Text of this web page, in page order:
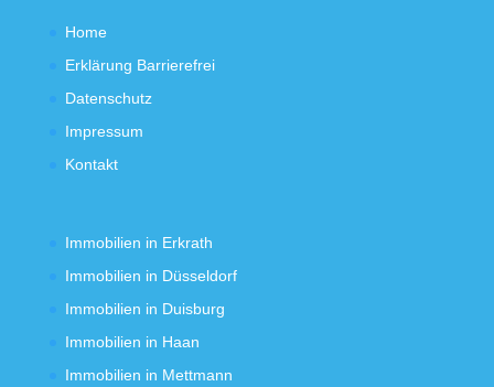
Home
Erklärung Barrierefrei
Datenschutz
Impressum
Kontakt
Immobilien in Erkrath
Immobilien in Düsseldorf
Immobilien in Duisburg
Immobilien in Haan
Immobilien in Mettmann